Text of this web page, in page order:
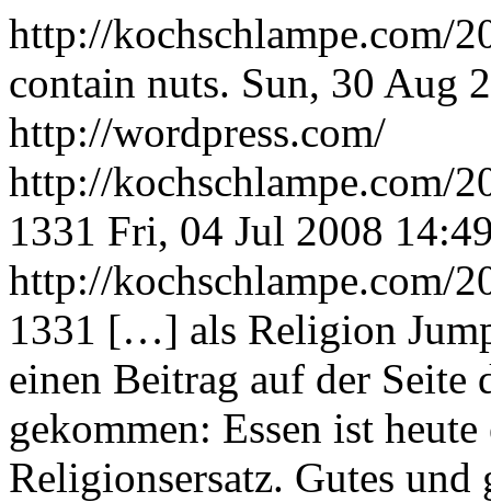
http://kochschlampe.com/
contain nuts. Sun, 30 Aug
http://wordpress.com/
http://kochschlampe.com/
1331 Fri, 04 Jul 2008
http://kochschlampe.com/
1331 […] als Religion
einen Beitrag auf der Seite
gekommen: Essen ist
Religionsersatz. Gutes